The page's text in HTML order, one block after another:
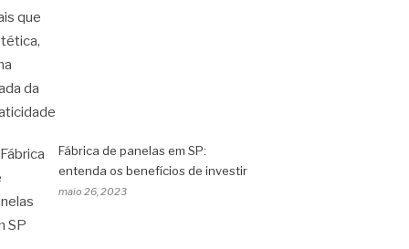
Fábrica de panelas em SP:
entenda os benefícios de investir
maio 26, 2023